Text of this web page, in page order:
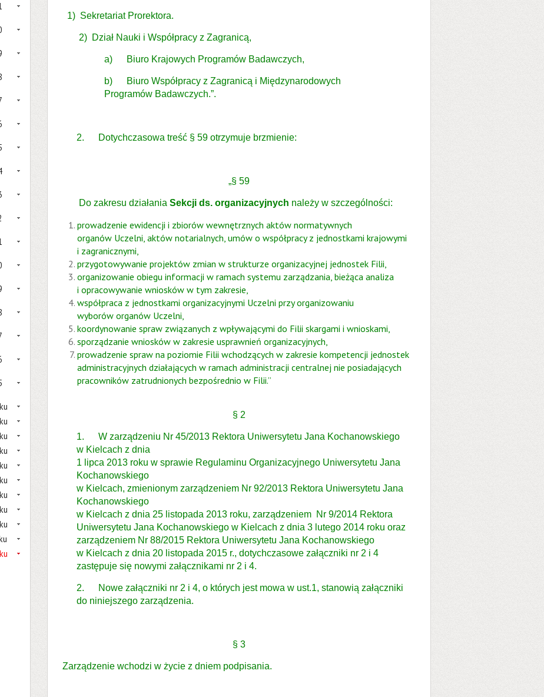
1) Sekretariat Prorektora.
2) Dział Nauki i Współpracy z Zagranicą,
a) Biuro Krajowych Programów Badawczych,
b) Biuro Współpracy z Zagranicą i Międzynarodowych
Programów Badawczych.”.
2. Dotychczasowa treść § 59 otrzymuje brzmienie:
„§ 59
Do zakresu działaniaSekcji ds. organizacyjnych należy w szczególności:
prowadzenie ewidencji i zbiorów wewnętrznych aktów normatywnych
organów Uczelni, aktów notarialnych, umów o współpracy z jednostkami krajowymi
i zagranicznymi,
przygotowywanie projektów zmian w strukturze organizacyjnej jednostek Filii,
organizowanie obiegu informacji w ramach systemu zarządzania, bieżąca analiza
i opracowywanie wniosków w tym zakresie,
współpraca z jednostkami organizacyjnymi Uczelni przy organizowaniu
wyborów organów Uczelni,
koordynowanie spraw związanych z wpływającymi do Filii skargami i wnioskami,
sporządzanie wniosków w zakresie usprawnień organizacyjnych,
prowadzenie spraw na poziomie Filii wchodzących w zakresie kompetencji jednostek
administracyjnych działających w ramach administracji centralnej nie posiadających
pracowników zatrudnionych bezpośrednio w Filii.”
§ 2
1. W zarządzeniu Nr 45/2013 Rektora Uniwersytetu Jana Kochanowskiego
w Kielcach z dnia
1 lipca 2013 roku w sprawie Regulaminu Organizacyjnego Uniwersytetu Jana
Kochanowskiego
w Kielcach, zmienionym zarządzeniem Nr 92/2013 Rektora Uniwersytetu Jana
Kochanowskiego
w Kielcach z dnia 25 listopada 2013 roku, zarządzeniem Nr 9/2014 Rektora
Uniwersytetu Jana Kochanowskiego w Kielcach z dnia 3 lutego 2014 roku oraz
zarządzeniem Nr 88/2015 Rektora Uniwersytetu Jana Kochanowskiego
w Kielcach z dnia 20 listopada 2015 r., dotychczasowe załączniki nr 2 i 4
zastępuje się nowymi załącznikami nr 2 i 4.
2. Nowe załączniki nr 2 i 4, o których jest mowa w ust.1, stanowią załączniki
do niniejszego zarządzenia.
§ 3
Zarządzenie wchodzi w życie z dniem podpisania.